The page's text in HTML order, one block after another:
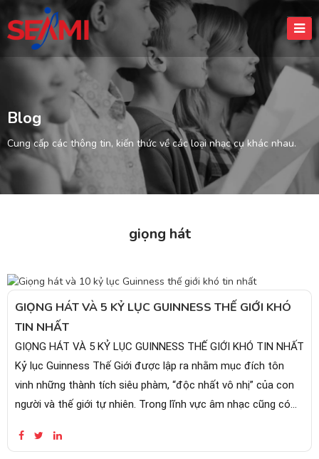
Blog
Cung cấp các thông tin, kiến thức về các loại nhạc cụ khác nhau.
giọng hát
GIỌNG HÁT VÀ 5 KỶ LỤC GUINNESS THẾ GIỚI KHÓ
TIN NHẤT
GIỌNG HÁT VÀ 5 KỶ LỤC GUINNESS THẾ GIỚI KHÓ TIN NHẤT
Kỷ lục Guinness Thế Giới được lập ra nhằm mục đích tôn
vinh những thành tích siêu phàm, “độc nhất vô nhị” của con
người và thế giới tự nhiên. Trong lĩnh vực âm nhạc cũng có